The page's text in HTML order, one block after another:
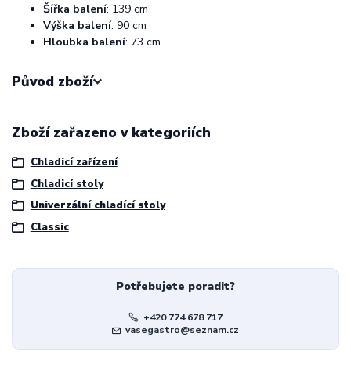
Šířka balení: 139 cm
Výška balení: 90 cm
Hloubka balení: 73 cm
Původ zboží
Zboží zařazeno v kategoriích
Chladicí zařízení
Chladicí stoly
Univerzální chladící stoly
Classic
Potřebujete poradit?
+420 774 678 717
vasegastro@seznam.cz